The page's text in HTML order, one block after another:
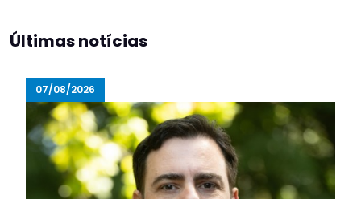
Últimas notícias
07/08/2026